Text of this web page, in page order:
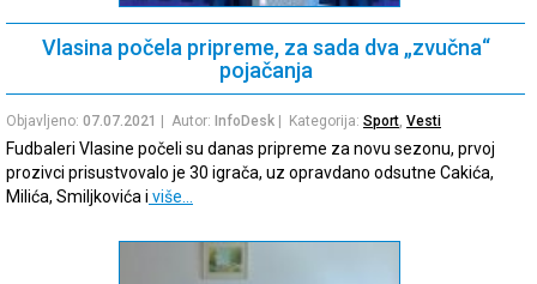
Vlasina počela pripreme, za sada dva „zvučna“
pojačanja
Objavljeno: 07.07.2021 | Autor: InfoDesk | Kategorija: Sport Vesti
Fudbaleri Vlasine počeli su danas pripreme za novu sezonu, prvoj
prozivci prisustvovalo je 30 igrača, uz opravdano odsutne Cakića,
Milića, Smiljkovića i više…